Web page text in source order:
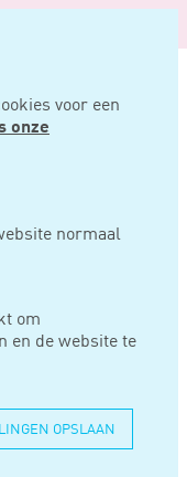
voor een
onze
normaal
om
en de website te
OPSLAAN
mrb toe
TOE
onder